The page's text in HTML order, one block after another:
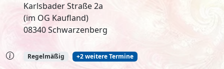
Karlsbader Straße 2a
(im OG Kaufland)
08340 Schwarzenberg
Regelmäßig +2 weitere Termine